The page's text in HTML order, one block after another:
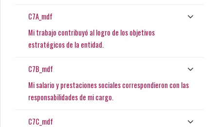
C7A_mdf
Mi trabajo contribuyó al logro de los objetivos
estratégicos de la entidad.
C7B_mdf
Mi salario y prestaciones sociales correspondieron con las
responsabilidades de mi cargo.
C7C_mdf